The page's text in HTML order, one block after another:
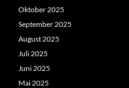
Oktober 2025
September 2025
August 2025
Juli 2025
Juni 2025
Mai 2025